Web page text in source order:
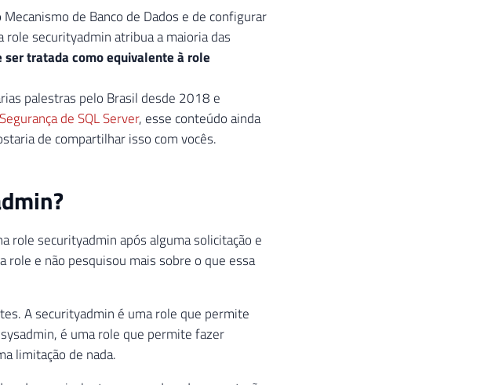
de Banco de Dados e de configurar
securityadmin atribua a maioria das
tratada como equivalente à role
palestras pelo Brasil desde 2018 e
Segurança de SQL Server, esse conteúdo ainda
de compartilhar isso com vocês.
role securityadmin após alguma solicitação e
role e não pesquisou mais sobre o que essa
A securityadmin é uma role que permite
é uma role que permite fazer
limitação de nada.